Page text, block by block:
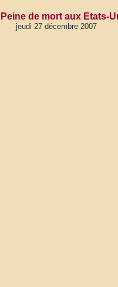
Peine de mort aux Etats-
jeudi 27 décembre 2007